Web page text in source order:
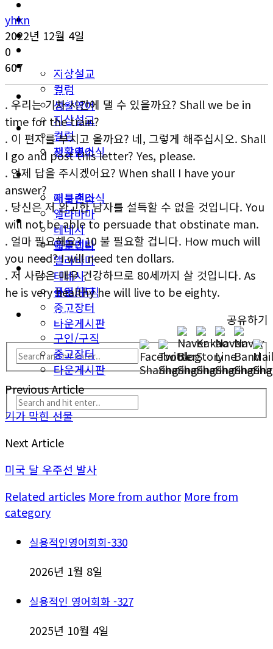
지상설교
컬럼
생활영어
미국뉴스
지구촌소식
동남부
애틀랜타
앨라바마
테네시
플로리다
생활안내
구인/구직
중고장터
타운게시판
한인타운 소식
이민뉴스
오피니언
지상설교
컬럼
생활영어
미국뉴스
지구촌소식
동남부
애틀랜타
앨라바마
테네시
플로리다
생활안내
구인/구직
중고장터
타운게시판
yhkn
2022년 12월 4일
0
607
. 우리는 기차 시간에 댈 수 있을까요? Shall we be in
time for the train?
. 이 편지를 부치고 올까요? 네, 그렇게 해주십시오. Shall
I go and post this letter? Yes, please.
. 언제 답을 주시겠어요? When shall I have your
answer?
. 당신은 저 완고한 남자를 설득할 수 없을 것입니다. You
will not be able to persuade that obstinate man.
. 얼마 필요해요? 10 불 필요할 겁니다. How much will
you need? I will need ten dollars.
. 저 사람은 매우 건강하므로 80세까지 살 것입니다. As
he is very healthy he will live to be eighty.
공유하기
Previous Article
기가 막힌 선물
Next Article
미국 달 우주선 발사
Related articles More from author More from
category
실용적인영어회회-330
2026년 1월 8일
실용적인 영어회화 -327
2025년 10월 4일